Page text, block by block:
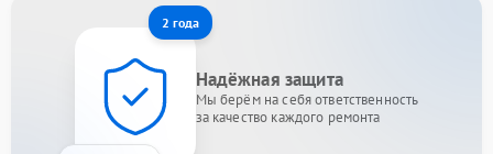
2 года
Надёжная защита
Мы берём на себя ответственность
за качество каждого ремонта